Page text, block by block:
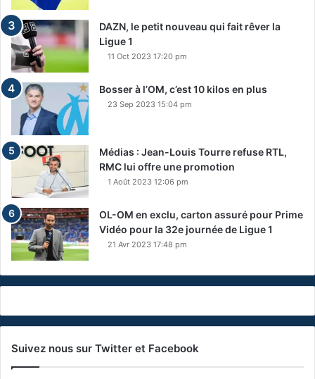
DAZN, le petit nouveau qui fait rêver la
Ligue 1
11 Oct 2023 17:20 pm
Bosser à l’OM, c’est 10 kilos en plus
23 Sep 2023 15:04 pm
Médias : Jean-Louis Tourre refuse RTL,
RMC lui offre une promotion
1 Août 2023 12:06 pm
OL-OM en exclu, carton assuré pour Prime
Vidéo pour la 32e journée de Ligue 1
21 Avr 2023 17:48 pm
Suivez nous sur Twitter et Facebook